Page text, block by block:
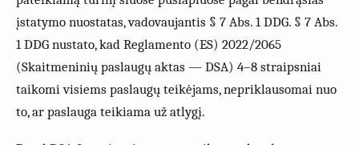
įstatymo nuostatas, vadovaujantis § 7 Abs. 1 DDG. § 7 Abs.
1 DDG nustato, kad Reglamento (ES) 2022/2065
(Skaitmeninių paslaugų aktas — DSA) 4–8 straipsniai
taikomi visiems paslaugų teikėjams, nepriklausomai nuo
to, ar paslauga teikiama už atlygį.